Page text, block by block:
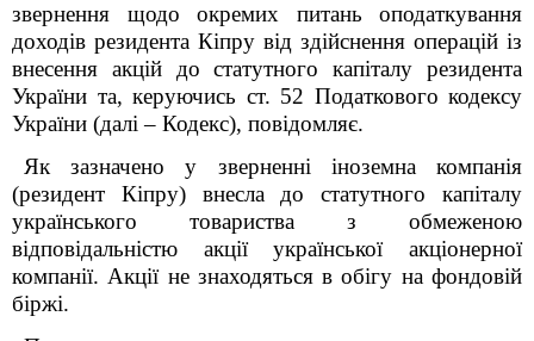
звернення щодо окремих питань оподаткування
доходів резидента Кіпру від здійснення операцій із
внесення акцій до статутного капіталу резидента
України та, керуючись ст. 52 Податкового кодексу
України (далі – Кодекс), повідомляє.
Як зазначено у зверненні іноземна компанія
(резидент Кіпру) внесла до статутного капіталу
українського товариства з обмеженою
відповідальністю акції української акціонерної
компанії. Акції не знаходяться в обігу на фондовій
біржі.